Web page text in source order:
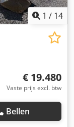
1 / 14
€ 19.480
Vaste prijs excl. btw
Bellen